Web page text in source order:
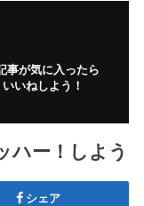
事が気に入ったら
いいねしよう！
ハー！しよう
シェア